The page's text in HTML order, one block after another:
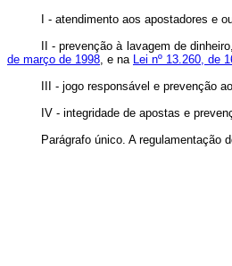
I - atendimento aos apostadores e
II - prevenção à lavagem de
de março de 1998, e na Lei nº 13.260, de
III - jogo responsável e prevenção
IV - integridade de apostas e
Parágrafo único. A